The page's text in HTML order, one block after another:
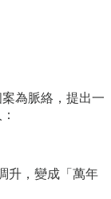
為脈絡，提出一
升，變成「萬年